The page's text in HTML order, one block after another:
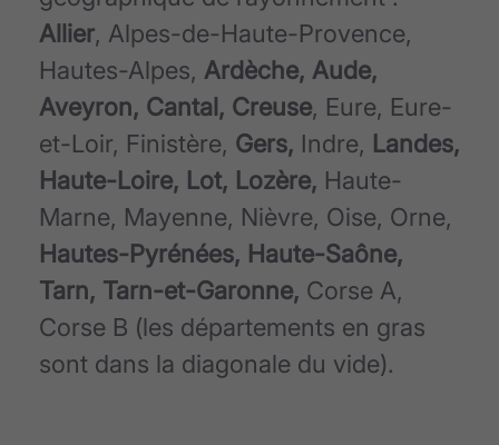
Allier, Alpes-de-Haute-Provence,
Hautes-Alpes, Ardèche, Aude,
Aveyron, Cantal, Creuse, Eure, Eure-
et-Loir, Finistère, Gers, Indre, Landes,
Haute-Loire, Lot, Lozère, Haute-
Marne, Mayenne, Nièvre, Oise, Orne,
Hautes-Pyrénées, Haute-Saône,
Tarn, Tarn-et-Garonne, Corse A,
Corse B (les départements en gras
sont dans la diagonale du vide).